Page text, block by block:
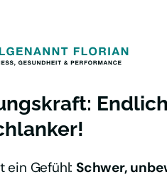
ein Gefühl: Schwer,